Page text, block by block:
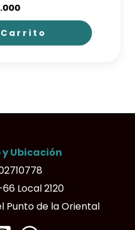
Ubicación
Local 2120
Punto de la Oriental